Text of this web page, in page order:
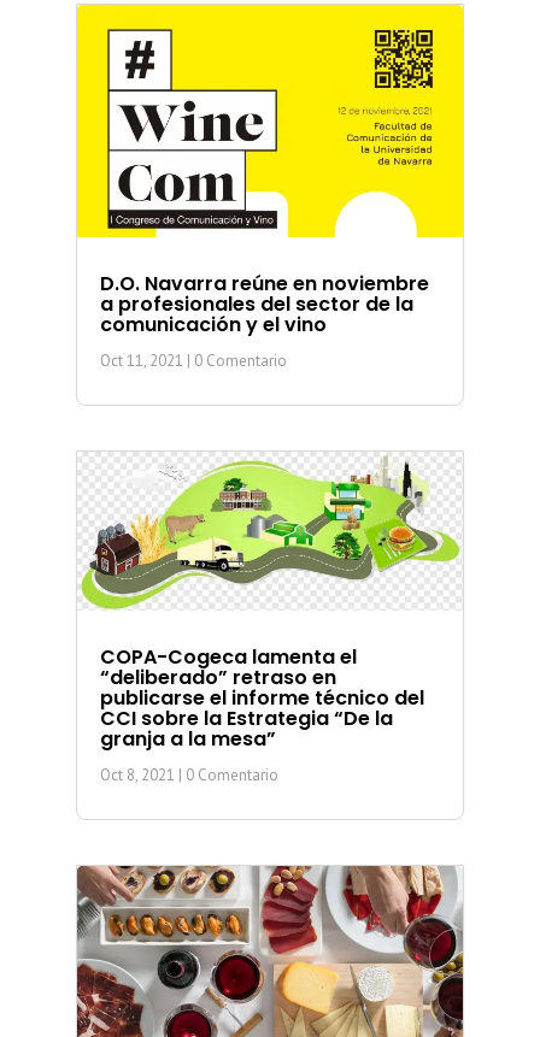
D.O. Navarra reúne en noviembre
a profesionales del sector de la
comunicación y el vino
Oct 11, 2021 | 0 Comentario
COPA-Cogeca lamenta el
“deliberado” retraso en
publicarse el informe técnico del
CCI sobre la Estrategia “De la
granja a la mesa”
Oct 8, 2021 | 0 Comentario